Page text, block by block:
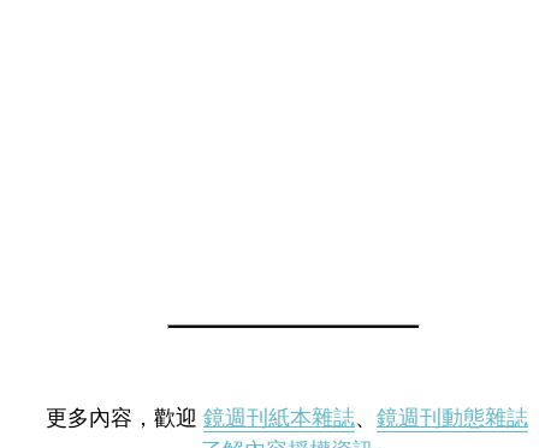
更多內容，歡迎 鏡週刊紙本雜誌、 鏡週刊動態雜誌